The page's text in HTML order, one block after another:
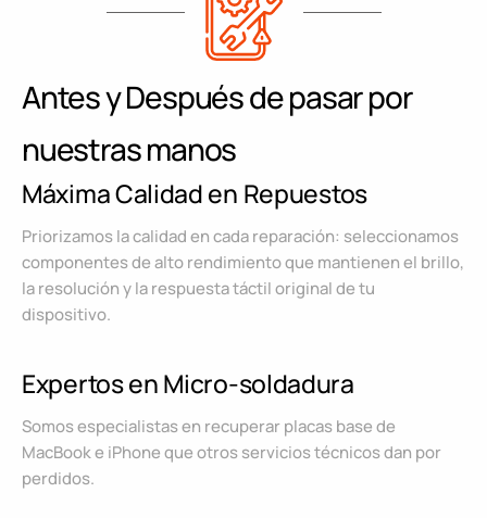
Antes y Después de pasar por
nuestras manos
Máxima Calidad en Repuestos
Priorizamos la calidad en cada reparación: seleccionamos
componentes de alto rendimiento que mantienen el brillo,
la resolución y la respuesta táctil original de tu
dispositivo.
Expertos en Micro-soldadura
Somos especialistas en recuperar placas base de
MacBook e iPhone que otros servicios técnicos dan por
perdidos.